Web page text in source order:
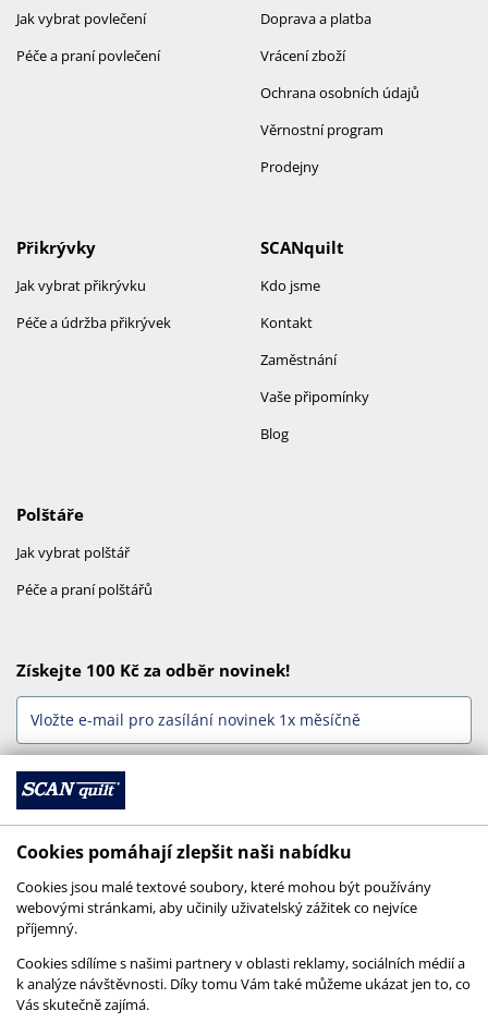
Jak vybrat povlečení
Péče a praní povlečení
Doprava a platba
Vrácení zboží
Ochrana osobních údajů
Věrnostní program
Prodejny
SCANquilt
Kdo jsme
Kontakt
Zaměstnání
Vaše připomínky
Blog
Přikrývky
Jak vybrat přikrývku
Péče a údržba přikrývek
Polštáře
Jak vybrat polštář
Péče a praní polštářů
Získejte 100 Kč za odběr novinek!
Jsme online
Cookies pomáhají zlepšit naši nabídku
Cookies jsou malé textové soubory, které mohou být používány
webovými stránkami, aby učinily uživatelský zážitek co nejvíce
příjemný.
Cookies sdílíme s našimi partnery v oblasti reklamy, sociálních médií a
k analýze návštěvnosti. Díky tomu Vám také můžeme ukázat jen to, co
Vás skutečně zajímá.